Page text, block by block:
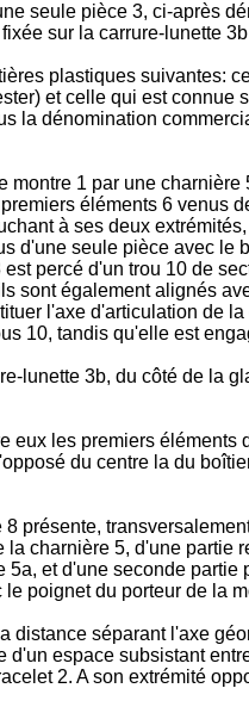
seule pièce 3, ci-après
sur la carrure-lunette
plastiques suivantes:
et celle qui est
la dénomination
1 par une
éléments 6 venus
à ses deux
d'une seule pièce avec
percé d'un trou 10 de
également alignés
l'axe d'articulation de
10, tandis qu'elle est
lunette 3b, du côté de la
les premiers
du centre la du
présente,
charnière 5, d'une
et d'une seconde
poignet du porteur de la
séparant l'axe
espace subsistant
2. A son extrémité